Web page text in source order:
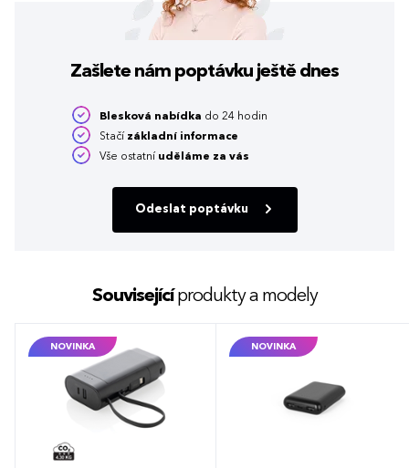
Zašlete nám poptávku ještě dnes
Blesková nabídka do 24 hodin
Stačí základní informace
Vše ostatní uděláme za vás
Odeslat poptávku
Souvisejícíprodukty a modely
NOVINKA NOVINKA